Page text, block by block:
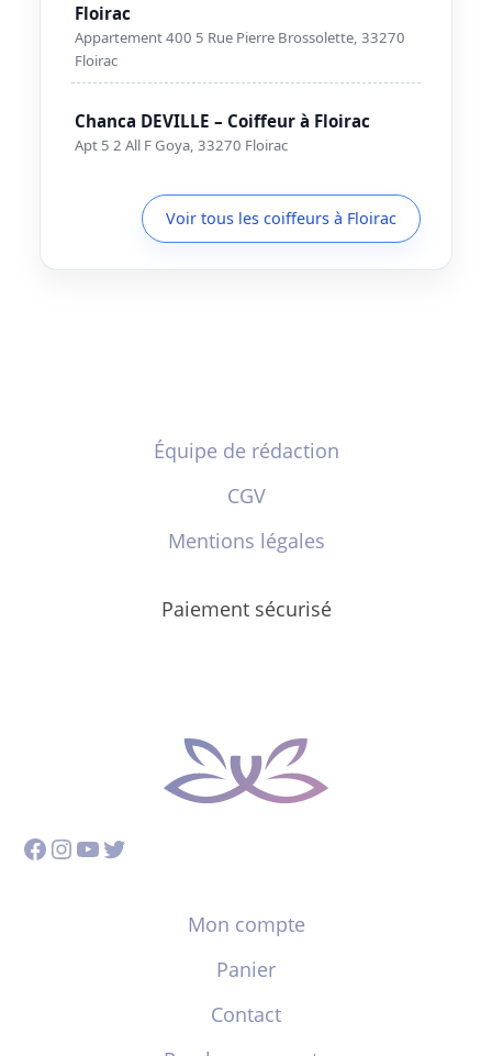
Floirac
Appartement 400 5 Rue Pierre Brossolette, 33270
Floirac
Chanca DEVILLE – Coiffeur à Floirac
Apt 5 2 All F Goya, 33270 Floirac
Voir tous les coiffeurs à Floirac
Équipe de rédaction
CGV
Mentions légales
Paiement sécurisé
Facebook
Instagram
YouTube
Twitter
Mon compte
Panier
Contact